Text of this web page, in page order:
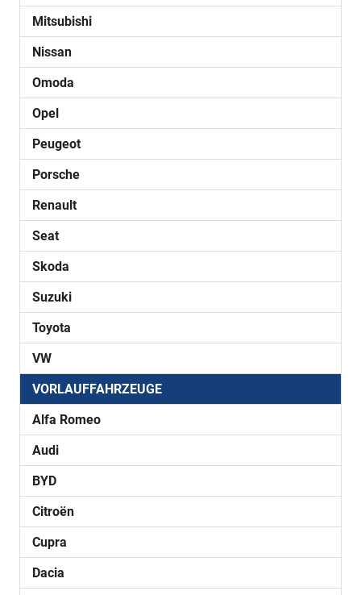
Mitsubishi
Nissan
Omoda
Opel
Peugeot
Porsche
Renault
Seat
Skoda
Suzuki
Toyota
VW
VORLAUFFAHRZEUGE
Alfa Romeo
Audi
BYD
Citroën
Cupra
Dacia